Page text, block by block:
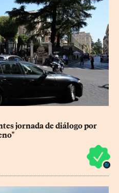
jornada de diálogo por